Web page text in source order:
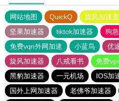
网站地图 QuickQ 旋风加速
坚果加速器
tiktok加速器
狗
免费vqn外网加速
小蓝鸟 优
旋风加速器
八戒看书
免费
黑豹加速器
一元机场 IOS加
国外上网加速器
老佛爷加速器